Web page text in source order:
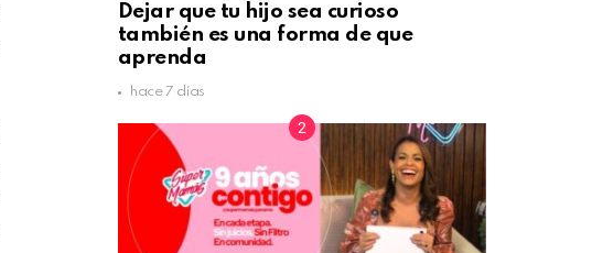
Dejar que tu hijo sea curioso
también es una forma de que
aprenda
hace 7 días